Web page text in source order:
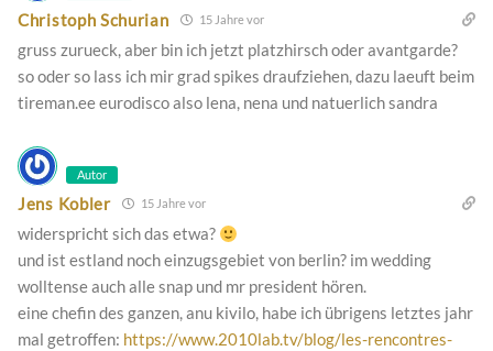
Christoph Schurian 15 Jahre vor
gruss zurueck, aber bin ich jetzt platzhirsch oder avantgarde?
so oder so lass ich mir grad spikes draufziehen, dazu laeuft beim
tireman.ee eurodisco also lena, nena und natuerlich sandra
Autor
Jens Kobler 15 Jahre vor
widerspricht sich das etwa?
und ist estland noch einzugsgebiet von berlin? im wedding
wolltense auch alle snap und mr president hören.
eine chefin des ganzen, anu kivilo, habe ich übrigens letztes jahr
mal getroffen: https://www.2010lab.tv/blog/les-rencontres-